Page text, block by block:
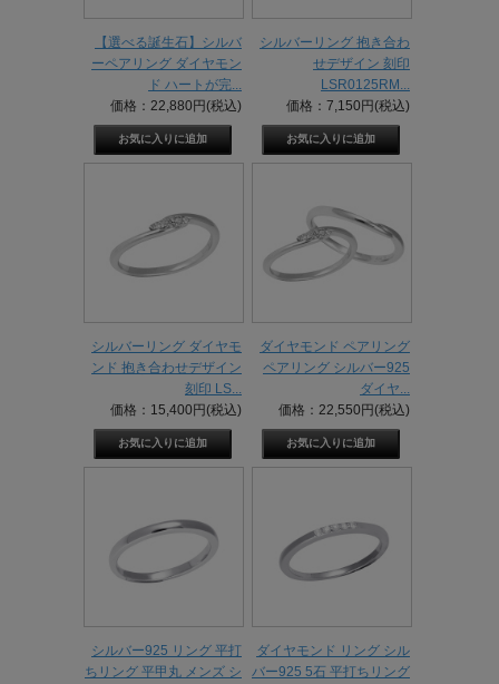
【選べる誕生石】シルバ
ーペアリング ダイヤモン
ド ハートが完...
価格：22,880円(税込)
シルバーリング 抱き合わ
せデザイン 刻印
LSR0125RM...
価格：7,150円(税込)
シルバーリング ダイヤモ
ンド 抱き合わせデザイン
刻印 LS...
価格：15,400円(税込)
ダイヤモンド ペアリング
ペアリング シルバー925
ダイヤ...
価格：22,550円(税込)
シルバー925 リング 平打
ちリング 平甲丸 メンズ シ
ダイヤモンド リング シル
バー925 5石 平打ちリング